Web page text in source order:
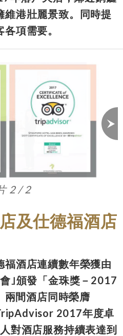
維港壯麗景致。同時提
項需要。
1 / 2
及仕德福酒店
福酒店連續數年榮獲由
｣頒發「金珠獎－2017
間酒店同時榮膺
2017年度卓
對酒店服務持續表達到